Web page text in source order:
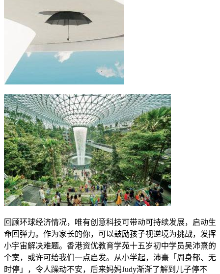
回顾环球经济情况，唯有创意科技可带动可持续发展，启动生
命回弹力。作为家长的你，可以鼓励孩子视逆境为挑战，发挥
小宇宙解决难题。香港资优教育学苑十五岁初中学员吴沛熹的
个案，或许可给我们一点启发。从小学起，沛熹「周身郁、无
时停」，令人躁动不安，后来妈妈Judy渐渐了解到儿子停不